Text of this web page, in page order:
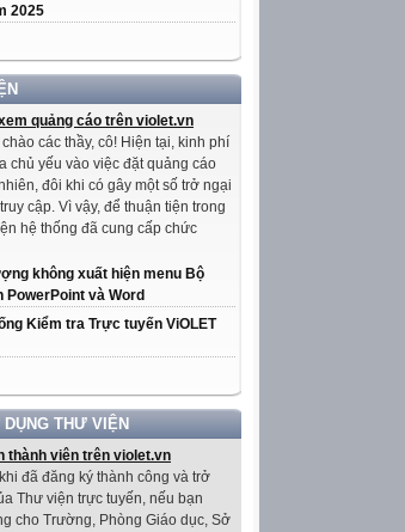
2025
quảng cáo trên violet.vn
chào các thầy, cô! Hiện tại, kinh phí
chủ yếu vào việc đặt quảng cáo
đôi khi có gây một số trở ngại
cập. Vì vậy, để thuận tiện trong
hệ thống đã cung cấp chức
không xuất hiện menu Bộ
PowerPoint và Word
Kiểm tra Trực tuyến ViOLET
THƯ VIỆN
thành viên trên violet.vn
đã đăng ký thành công và trở
Thư viện trực tuyến, nếu bạn
cho Trường, Phòng Giáo dục, Sở